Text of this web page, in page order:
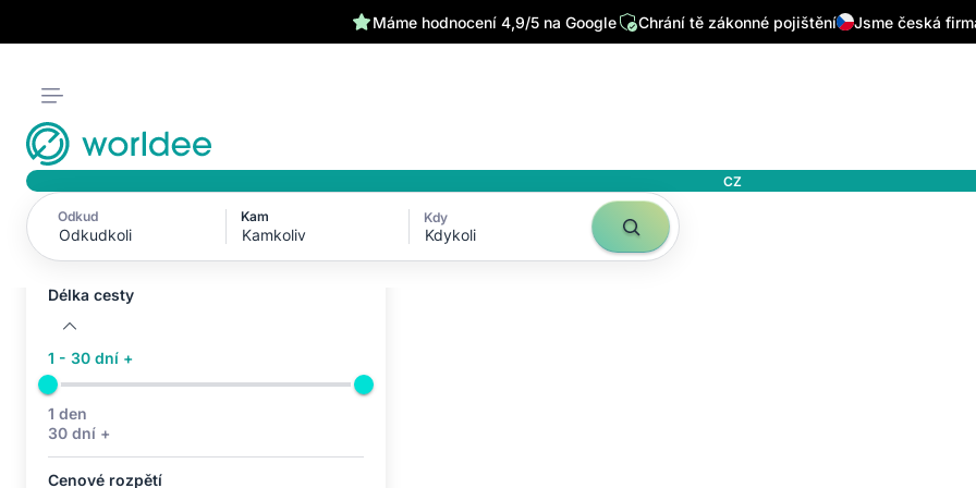
Máme hodnocení 4,9/5 na Google Chrání tě zákonné pojištění Jsme česká
CZ
Odkud Kam Kdy
Kdykoli
Aktivní filtry (0)
Žádné aktivní filtry
Délka cesty
1 - 30 dní +
1 den
30 dní +
Cenové rozpětí